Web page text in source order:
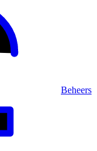
Beheers